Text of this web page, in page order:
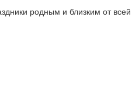
родным и близким от всей